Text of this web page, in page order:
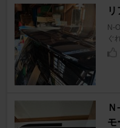
N-
ぐ
モ